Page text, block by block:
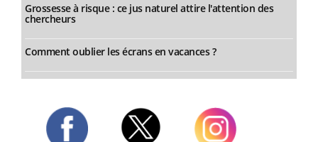
Grossesse à risque : ce jus naturel attire l'attention des
chercheurs
Comment oublier les écrans en vacances ?